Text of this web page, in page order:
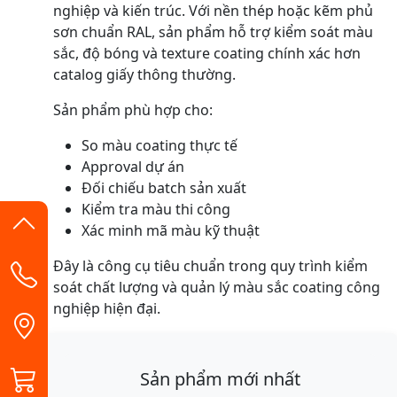
nghiệp và kiến trúc. Với nền thép hoặc kẽm phủ
sơn chuẩn RAL, sản phẩm hỗ trợ kiểm soát màu
sắc, độ bóng và texture coating chính xác hơn
catalog giấy thông thường.
Sản phẩm phù hợp cho:
So màu coating thực tế
Approval dự án
Đối chiếu batch sản xuất
Kiểm tra màu thi công
Xác minh mã màu kỹ thuật
Đây là công cụ tiêu chuẩn trong quy trình kiểm
soát chất lượng và quản lý màu sắc coating công
nghiệp hiện đại.
Sản phẩm mới nhất